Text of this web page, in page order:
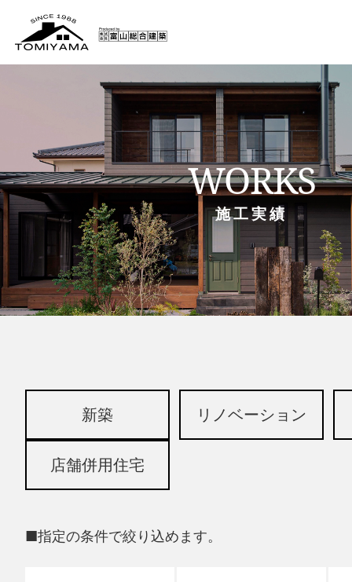
WORKS
施工実績
新築 リノベーション
店舗併用住宅
■指定の条件で絞り込めます。